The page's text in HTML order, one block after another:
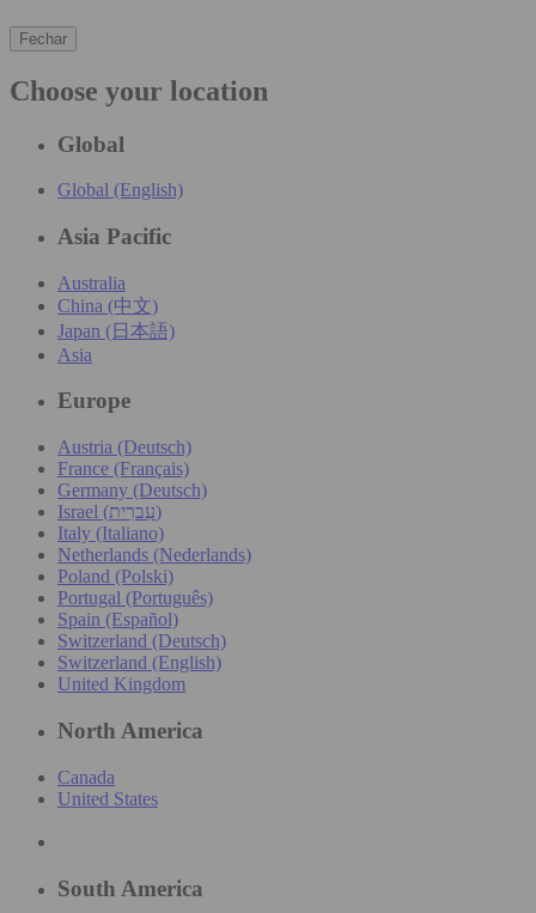
Fechar
Choose your location
Global
Global (English)
Asia Pacific
Australia
China (中文)
Japan (日本語)
Asia
Europe
Austria (Deutsch)
France (Français)
Germany (Deutsch)
Israel (עִברִית)
Italy (Italiano)
Netherlands (Nederlands)
Poland (Polski)
Portugal (Português)
Spain (Español)
Switzerland (Deutsch)
Switzerland (English)
United Kingdom
North America
Canada
United States
South America